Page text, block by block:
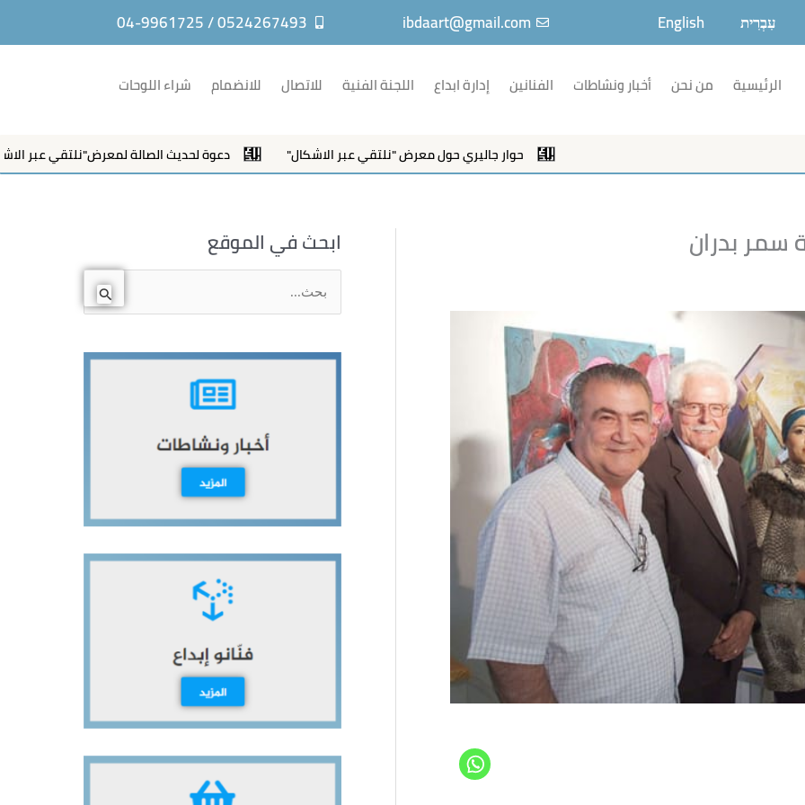
עִבְרִית English
ibdaart@gmail.com
0524267493 / 04-9961725
الرئيسية من نحن أخبار ونشاطات الفنانين إدارة ابداع اللجنة الفنية للاتصال للانضمام شراء اللوحات
حوار جاليري حول معرض "نلتقي عبر الاشكال" دعوة لحديث الصالة لمعرض"نلتقي عبر الاشكال"
ابحث في الموقع
ب